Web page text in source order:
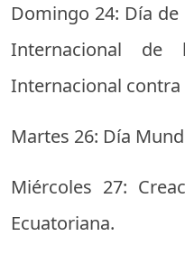
Domingo 24: Día
Internacional
Internacional
Martes 26: Día
Miércoles 27:
Ecuatoriana.